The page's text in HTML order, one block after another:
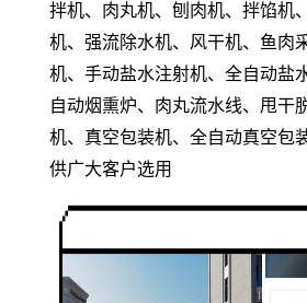
拌机、肉丸机、刨肉机、拌馅机
机、强流除水机、风干机、鱼肉
机、手动盐水注射机、全自动盐
自动烟熏炉、肉丸流水线、甩干
机、真空包装机、全自动真空包
供广大客户选用